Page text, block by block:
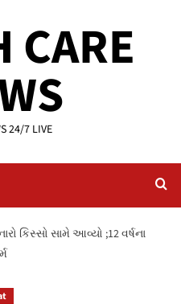
CARE
24/7 LIVE
કિસ્સો સામે આવ્યો ;12 વર્ષના